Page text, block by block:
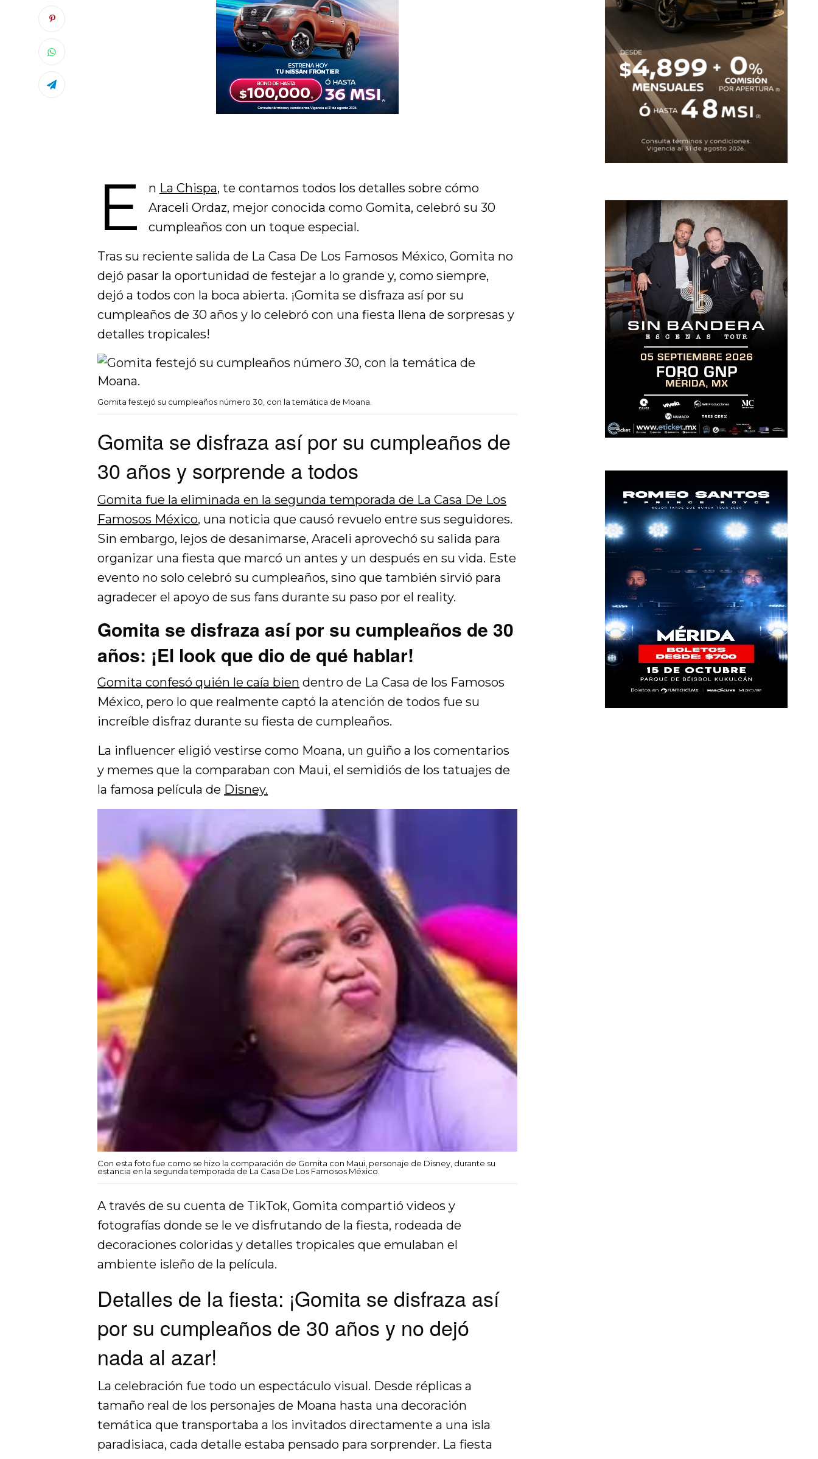
E n La Chispa, te contamos todos los detalles sobre cómo
Araceli Ordaz, mejor conocida como Gomita, celebró su 30
cumpleaños con un toque especial.
Tras su reciente salida de La Casa De Los Famosos México, Gomita no
dejó pasar la oportunidad de festejar a lo grande y, como siempre,
dejó a todos con la boca abierta. ¡Gomita se disfraza así por su
cumpleaños de 30 años y lo celebró con una fiesta llena de sorpresas y
detalles tropicales!
Gomita festejó su cumpleaños número 30, con la temática de Moana.
Gomita se disfraza así por su cumpleaños de
30 años y sorprende a todos
Gomita fue la eliminada en la segunda temporada de La Casa De Los
Famosos México, una noticia que causó revuelo entre sus seguidores.
Sin embargo, lejos de desanimarse, Araceli aprovechó su salida para
organizar una fiesta que marcó un antes y un después en su vida. Este
evento no solo celebró su cumpleaños, sino que también sirvió para
agradecer el apoyo de sus fans durante su paso por el reality.
Gomita se disfraza así por su cumpleaños de 30
años: ¡El look que dio de qué hablar!
Gomita confesó quién le caía bien dentro de La Casa de los Famosos
México, pero lo que realmente captó la atención de todos fue su
increíble disfraz durante su fiesta de cumpleaños.
La influencer eligió vestirse como Moana, un guiño a los comentarios
y memes que la comparaban con Maui, el semidiós de los tatuajes de
la famosa película de Disney.
Con esta foto fue como se hizo la comparación de Gomita con Maui, personaje de Disney, durante su
estancia en la segunda temporada de La Casa De Los Famosos México.
A través de su cuenta de TikTok, Gomita compartió videos y
fotografías donde se le ve disfrutando de la fiesta, rodeada de
decoraciones coloridas y detalles tropicales que emulaban el
ambiente isleño de la película.
Detalles de la fiesta: ¡Gomita se disfraza así
por su cumpleaños de 30 años y no dejó
nada al azar!
La celebración fue todo un espectáculo visual. Desde réplicas a
tamaño real de los personajes de Moana hasta una decoración
temática que transportaba a los invitados directamente a una isla
paradisiaca, cada detalle estaba pensado para sorprender. La fiesta